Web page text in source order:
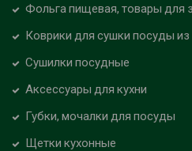
Фольга пищевая, товары для
Коврики для сушки посуды
Сушилки посудные
Аксессуары для кухни
Губки, мочалки для посуды
Щетки кухонные